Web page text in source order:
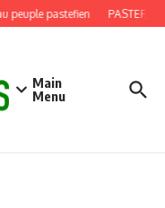
peuple pastefien PASTEF,
Main
Menu